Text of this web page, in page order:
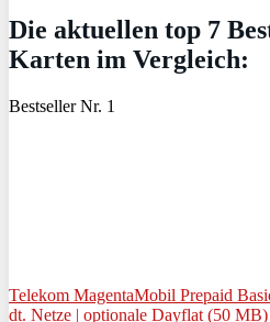
Die aktuellen top 7
Karten im Vergleich:
Bestseller Nr. 1
Telekom MagentaMobil Prepaid
dt. Netze | optionale Dayflat (50